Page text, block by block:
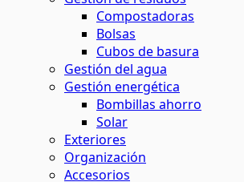
Compostadoras
Bolsas
Cubos de basura
Gestión del agua
Gestión energética
Bombillas ahorro
Solar
Exteriores
Organización
Accesorios